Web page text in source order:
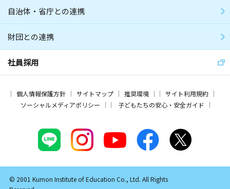
自治体・省庁との連携
財団との連携
社員採用
個人情報保護方針 サイトマップ 推奨環境
サイト利用規約
ソーシャルメディアポリシー
子どもたちの安心・安全ガイド
© 2001 Kumon Institute of Education Co., Ltd. All Rights